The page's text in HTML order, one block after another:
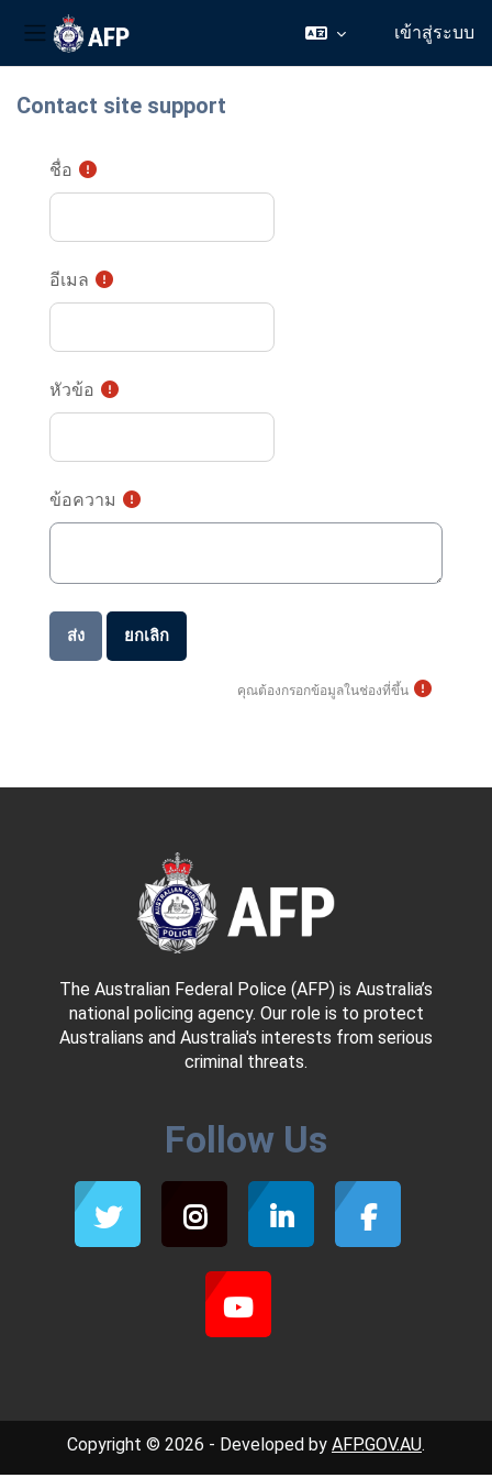
Side panel
เข้าสู่ระบบ
Contact site support
ชื่อ
อีเมล
หัวข้อ
ข้อความ
คุณต้องกรอกข้อมูลในช่องที่ขึ้น
The Australian Federal Police (AFP) is Australia’s
national policing agency. Our role is to protect
Australians and Australia's interests from serious
criminal threats.
Follow Us
Copyright © 2026 - Developed by AFP.GOV.AU.